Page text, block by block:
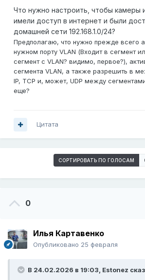
Что нужно настроить, чтобы камеры
имели доступ в интернет и были
домашней сети 192.168.1.0/24?
Предполагаю, что нужно прежде всего
нужном порту VLAN (Входит в сегмент
сегмент с VLAN? видимо, первое?),
сегмента VLAN, а также разрешить в
IP, TCP и, может, UDP между
еще?
Цитата
СОРТИРОВАТЬ ПО ГОЛОСАМ
0
Илья Картавенко
Опубликовано 25 февраля
В 24.02.2026 в 19:03, Estonez